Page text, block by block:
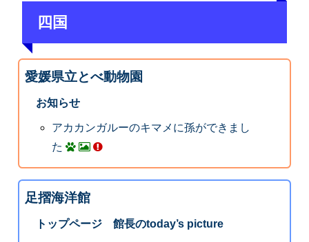
四国
愛媛県立とべ動物園
お知らせ
アカカンガルーのキマメに孫ができまし
た
足摺海洋館
トップページ 館長のtoday’s picture